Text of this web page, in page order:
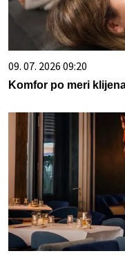
09. 07. 2026 09:20
Komfor po meri